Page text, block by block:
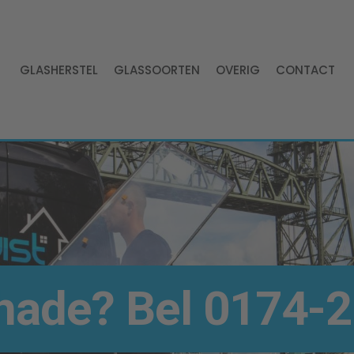
GLASHERSTEL GLASSOORTEN OVERIG CONTACT
Bel 0174-